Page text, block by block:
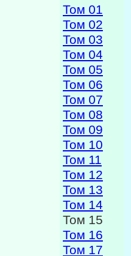
Том 01
Том 02
Том 03
Том 04
Том 05
Том 06
Том 07
Том 08
Том 09
Том 10
Том 11
Том 12
Том 13
Том 14
Том 15
Том 16
Том 17